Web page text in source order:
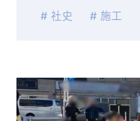
社史
施工